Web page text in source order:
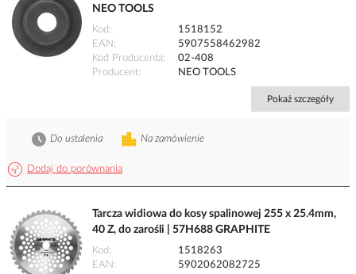
NEO TOOLS
Kod
1518152
EAN
5907558462982
Kod Producenta
02-408
Producent
NEO TOOLS
Pokaż szczegóły
Dodaj do porównania
Na zamówienie
Do ustalenia
Tarcza widiowa do kosy spalinowej 255 x 25.4mm,
40 Z, do zarośli | 57H688 GRAPHITE
Kod
1518263
EAN
5902062082725